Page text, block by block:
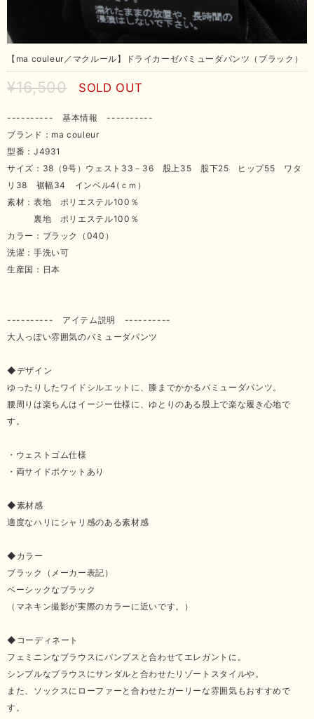
【ma couleur／マクルール】ドライカーゼバミューダパンツ（ブラック）
¥16,500 SOLD OUT
---------- 基本情報 ----------
ブランド：ma couleur
型番：J4931
サイズ：38（9号）ウェスト33－36 股上35 股下25 ヒップ55 ワタ
リ38 裾幅34 インベル4(ｃｍ）
素材：表地 ポリエステル100％
裏地 ポリエステル100％
カラー：ブラック（040）
洗濯：手洗い可
生産国：日本
---------- アイテム説明 ----------
大人っぽい雰囲気のバミューダパンツ
◆デザイン
ゆったりしたワイドシルエットに、膝までかかるバミューダパンツ。
腰周りは楽ちんはイージー仕様に、ゆとりのある股上で楽な履き心地で
す。
・ウェストゴム仕様
・両サイドポケットあり
◆素材感
適度なハリにシャリ感のある素材感
◆カラー
ブラック（メーカー表記）
ベーシックなブラック
（マネキン撮影が実際のカラーに近いです。）
◆コーディネート
フェミニンなブラウスにパンプスと合わせてエレガントに。
シンプルなブラウスにサンダルと合わせたリゾートスタイルや。
また、ソックスにローファーと合わせたガーリーな雰囲気もおすすめで
す。